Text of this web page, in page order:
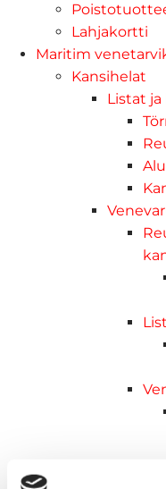
Lahjakortti
Maritim
Kansihelat
Listat